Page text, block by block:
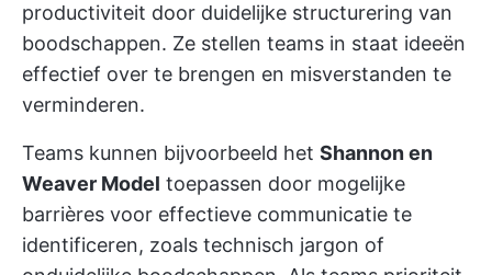
productiviteit door duidelijke structurering van
boodschappen. Ze stellen teams in staat ideeën
effectief over te brengen en misverstanden te
verminderen.
Teams kunnen bijvoorbeeld het Shannon en
Weaver Model toepassen door mogelijke
barrières voor effectieve communicatie te
identificeren, zoals technisch jargon of